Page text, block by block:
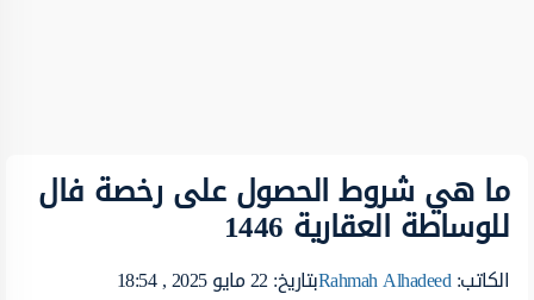
ما هي شروط الحصول على رخصة فال
للوساطة العقارية 1446
الكاتب:Rahmah Alhadeedبتاريخ: 22 مايو 2025 , 18:54